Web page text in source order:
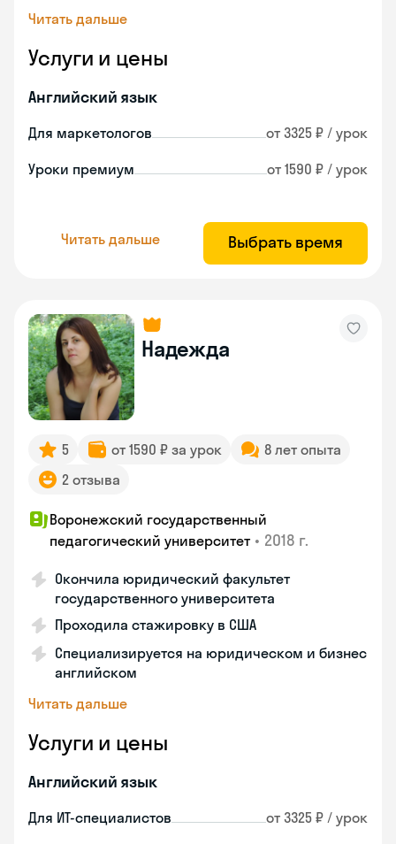
Читать дальше
Услуги и цены
Английский язык
Для маркетологов от 3325 ₽ / урок
Уроки премиум от 1590 ₽ / урок
Читать дальше Выбрать время
Надежда
5 от 1590 ₽ за урок
8 лет опыта
2 отзыва
Воронежский государственный
педагогический университет • 2018 г.
Окончила юридический факультет
государственного университета
Проходила стажировку в США
Специализируется на юридическом и бизнес
английском
Читать дальше
Услуги и цены
Английский язык
Для ИТ-специалистов от 3325 ₽ / урок